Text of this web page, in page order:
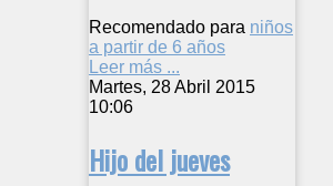
Recomendado para niños
a partir de 6 años
Leer más ...
Martes, 28 Abril 2015
10:06
Hijo del jueves